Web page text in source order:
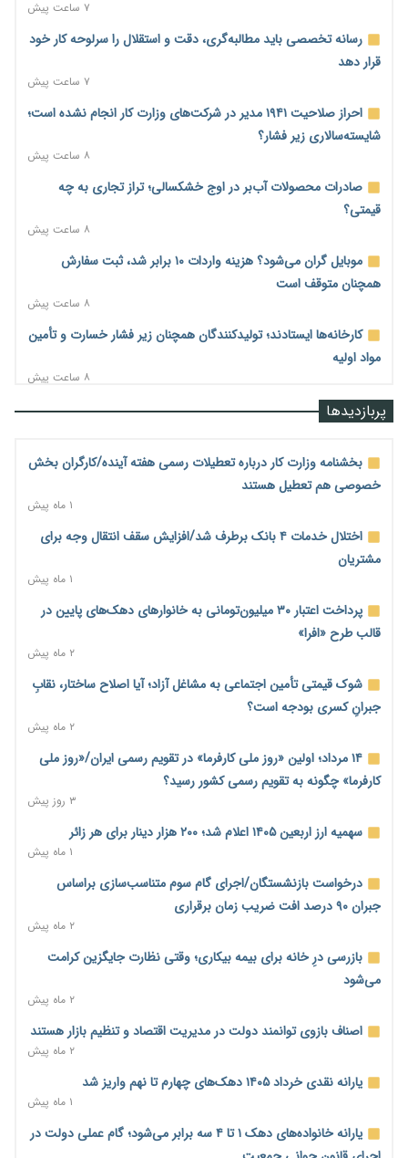
۷ ساعت پیش
رسانه تخصصی باید مطالبه‌گری، دقت و استقلال را سرلوحه کار خود
قرار دهد
۷ ساعت پیش
احراز صلاحیت ۱۹۴۱ مدیر در شرکت‌های وزارت کار انجام نشده است؛
شایسته‌سالاری زیر فشار؟
۸ ساعت پیش
صادرات محصولات آب‌بر در اوج خشکسالی؛ تراز تجاری به چه
قیمتی؟
۸ ساعت پیش
موبایل گران می‌شود؟ هزینه واردات ۱۰ برابر شد، ثبت سفارش
همچنان متوقف است
۸ ساعت پیش
کارخانه‌ها ایستادند؛ تولیدکنندگان همچنان زیر فشار خسارت و تأمین
مواد اولیه
۸ ساعت پیش
قیمت مسکن در دست سازنده‌های خرد؛ چگونه «عددسازی» بازار
۸ ساعت پیش
منابع صندوق ملی مسکن به متقاضیان رسید؛ اولویت با پروژه‌های
هشدار درباره آینده صندوق‌های بازنشستگی؛ اعتماد بیمه‌پردازان را
ترمیم مزد در راه است؟ تأکید بر افزایش مزد پایه و شفافیت سبد
وام بدون رتبه اعتباری؛ صندوق کارآفرینی امید از حمایت متفاوت
ناترازی برق ۳۰ درصد کاهش یافت؛ وعده وزارت نیرو برای رفع
محدودیت صنایع
۱۰ ساعت پیش
ورود بخش خصوصی به حکمرانی اشتغال؛ «یاوران پیشرفت»
امسال گسترده‌تر می‌شود
۱۰ ساعت پیش
مطالبه کارگران جنوب برای پرداخت «حق جنگ»؛ از نفت و گاز تا
شبکه برق
۱۰ ساعت پیش
حساب‌های شرکت ملی نفت در بانک صنعت و معدن مسدود شد؛
بدهی یک میلیارد دلاری
درآمد کارگزاری‌ها چقدر است؟ کانون کارگزاران اعداد منتشرشده در
پربازدیدها
بخشنامه وزارت کار درباره تعطیلات رسمی هفته آینده/کارگران بخش
خصوصی هم تعطیل هستند
۱ ماه پیش
اختلال خدمات ۴ بانک برطرف شد/افزایش سقف انتقال وجه برای
مشتریان
۱ ماه پیش
پرداخت اعتبار ۳۰ میلیون‌تومانی به خانوارهای دهک‌های پایین در
قالب طرح «افرا»
۲ ماه پیش
شوک قیمتی تأمین اجتماعی به مشاغل آزاد؛ آیا اصلاح ساختار، نقابِ
جبرانِ کسری بودجه است؟
۲ ماه پیش
۱۴ مرداد؛ اولین «روز ملی کارفرما» در تقویم رسمی ایران/«روز ملی
کارفرما» چگونه به تقویم رسمی کشور رسید؟
۳ روز پیش
سهمیه ارز اربعین ۱۴۰۵ اعلام شد؛ ۲۰۰ هزار دینار برای هر زائر
۱ ماه پیش
درخواست بازنشستگان/اجرای گام سوم متناسب‌سازی براساس
جبران ۹۰ درصد افت ضریب زمان برقراری
۲ ماه پیش
بازرسی درِ خانه برای بیمه بیکاری؛ وقتی نظارت جایگزین کرامت
می‌شود
۲ ماه پیش
اصناف بازوی توانمند دولت در مدیریت اقتصاد و تنظیم بازار هستند
۲ ماه پیش
یارانه نقدی خرداد ۱۴۰۵ دهک‌های چهارم تا نهم واریز شد
۱ ماه پیش
یارانه خانواده‌های دهک ۱ تا ۴ سه برابر می‌شود؛ گام عملی دولت در